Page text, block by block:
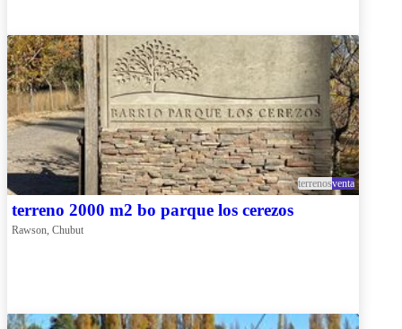
terrenosventa
terreno 2000 m2 bo parque los cerezos
Rawson, Chubut